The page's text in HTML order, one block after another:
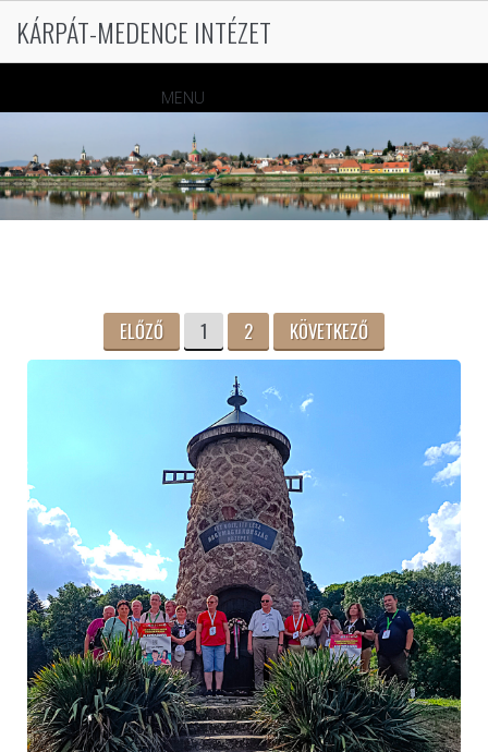
MENU
KÁRPÁT-MEDENCE INTÉZET
ELŐZŐ 1 2 KÖVETKEZŐ